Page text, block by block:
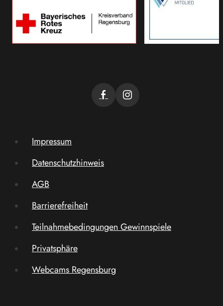
Impressum
Datenschutzhinweis
AGB
Barrierefreiheit
Teilnahmebedingungen Gewinnspiele
Privatsphäre
Webcams Regensburg